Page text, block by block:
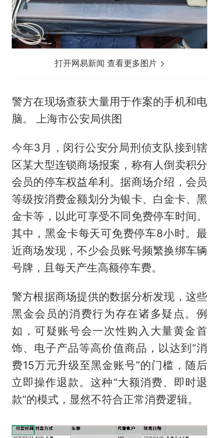
打开网易新闻 查看更多图片
警方在现场查获大量用于作案的手机和电
脑。 上海市公安局供图
今年3月，闵行公安分局刑侦支队接到辖
区某大型连锁商场报案，称有人倒卖积分
会员的停车权益牟利。据商场介绍，会员
等级按消费金额划分为银卡、白金卡、黑
金卡等，以此可享受不同免费停车时间。
其中，黑金卡每天可免费停车8小时。最
近商场发现，不少会员账号频繁换绑车辆
号牌，且每天产生高额停车费。
警方根据商场提供的数据分析发现，这些
黑金会员的消费行为存在诸多疑点。例
如，可疑账号会一次性购入大量黄金首
饰、电子产品等高价值商品，以达到“消
费15万元升级至黑金账号”的门槛，随后
立即操作退款。这种“大额消费、即时退
款”的模式，显然不符合正常消费逻辑。